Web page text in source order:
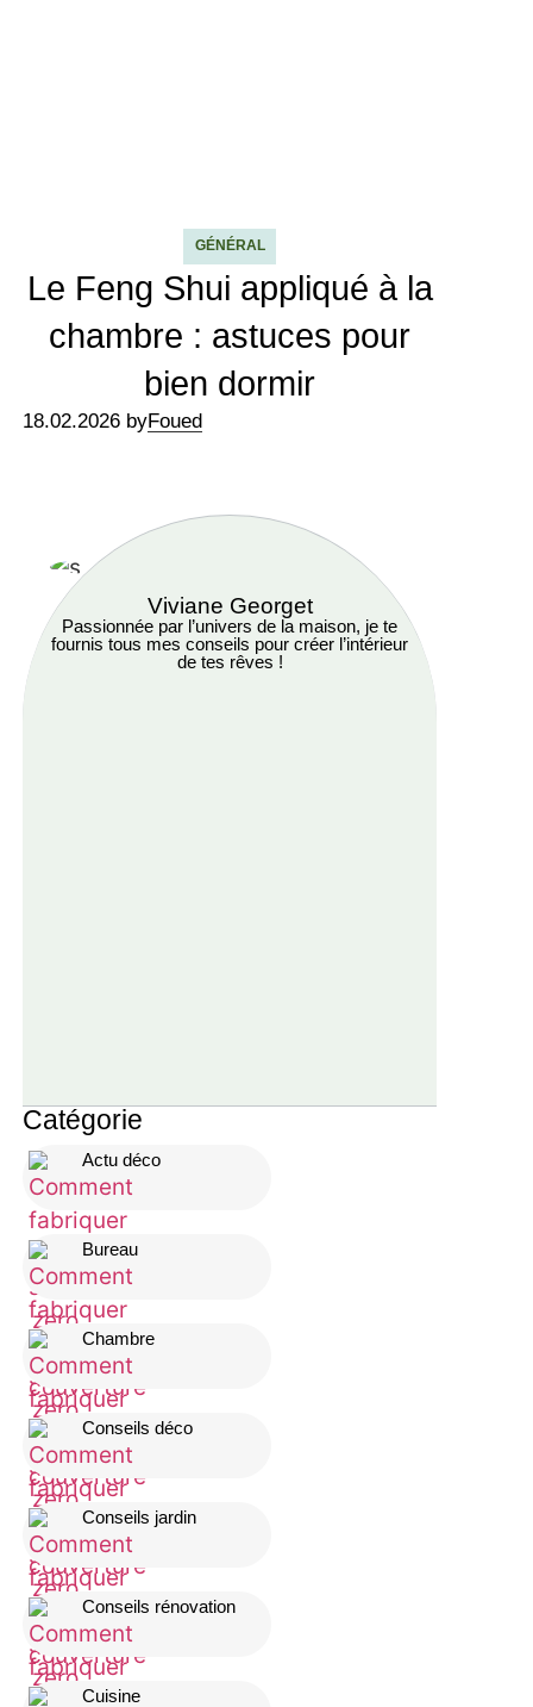
GÉNÉRAL
Le Feng Shui appliqué à la
chambre : astuces pour
bien dormir
18.02.2026 byFoued
Viviane Georget
Passionnée par l’univers de la maison, je te
fournis tous mes conseils pour créer l’intérieur
de tes rêves !
Catégorie
Actu déco
Bureau
Chambre
Conseils déco
Conseils jardin
Conseils rénovation
Cuisine